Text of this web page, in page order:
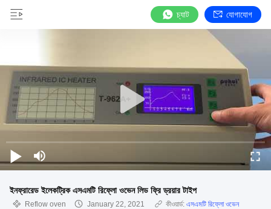
চ্যাট যোগাযোগ
ইনফ্রারেড ইলেকট্রিক এসএমটি রিফ্লো ওভেন লিড ফ্রি ড্রয়ার টাইপ
Reflow oven January 22, 2021 কীওয়ার্ড: এসএমটি রিফ্লো ওভেন